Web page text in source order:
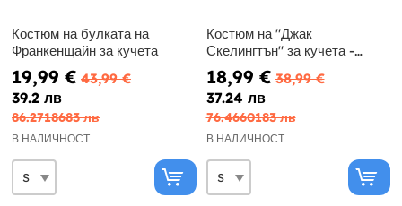
Костюм на булката на
Франкенщайн за кучета
19,99 € 43,99 €
39.2 лв
86.2718683 лв
В НАЛИЧНОСТ
Костюм на "Джак
Скелингтън" за кучета -
Кошмарът преди Коледа
18,99 € 38,99 €
37.24 лв
76.4660183 лв
В НАЛИЧНОСТ